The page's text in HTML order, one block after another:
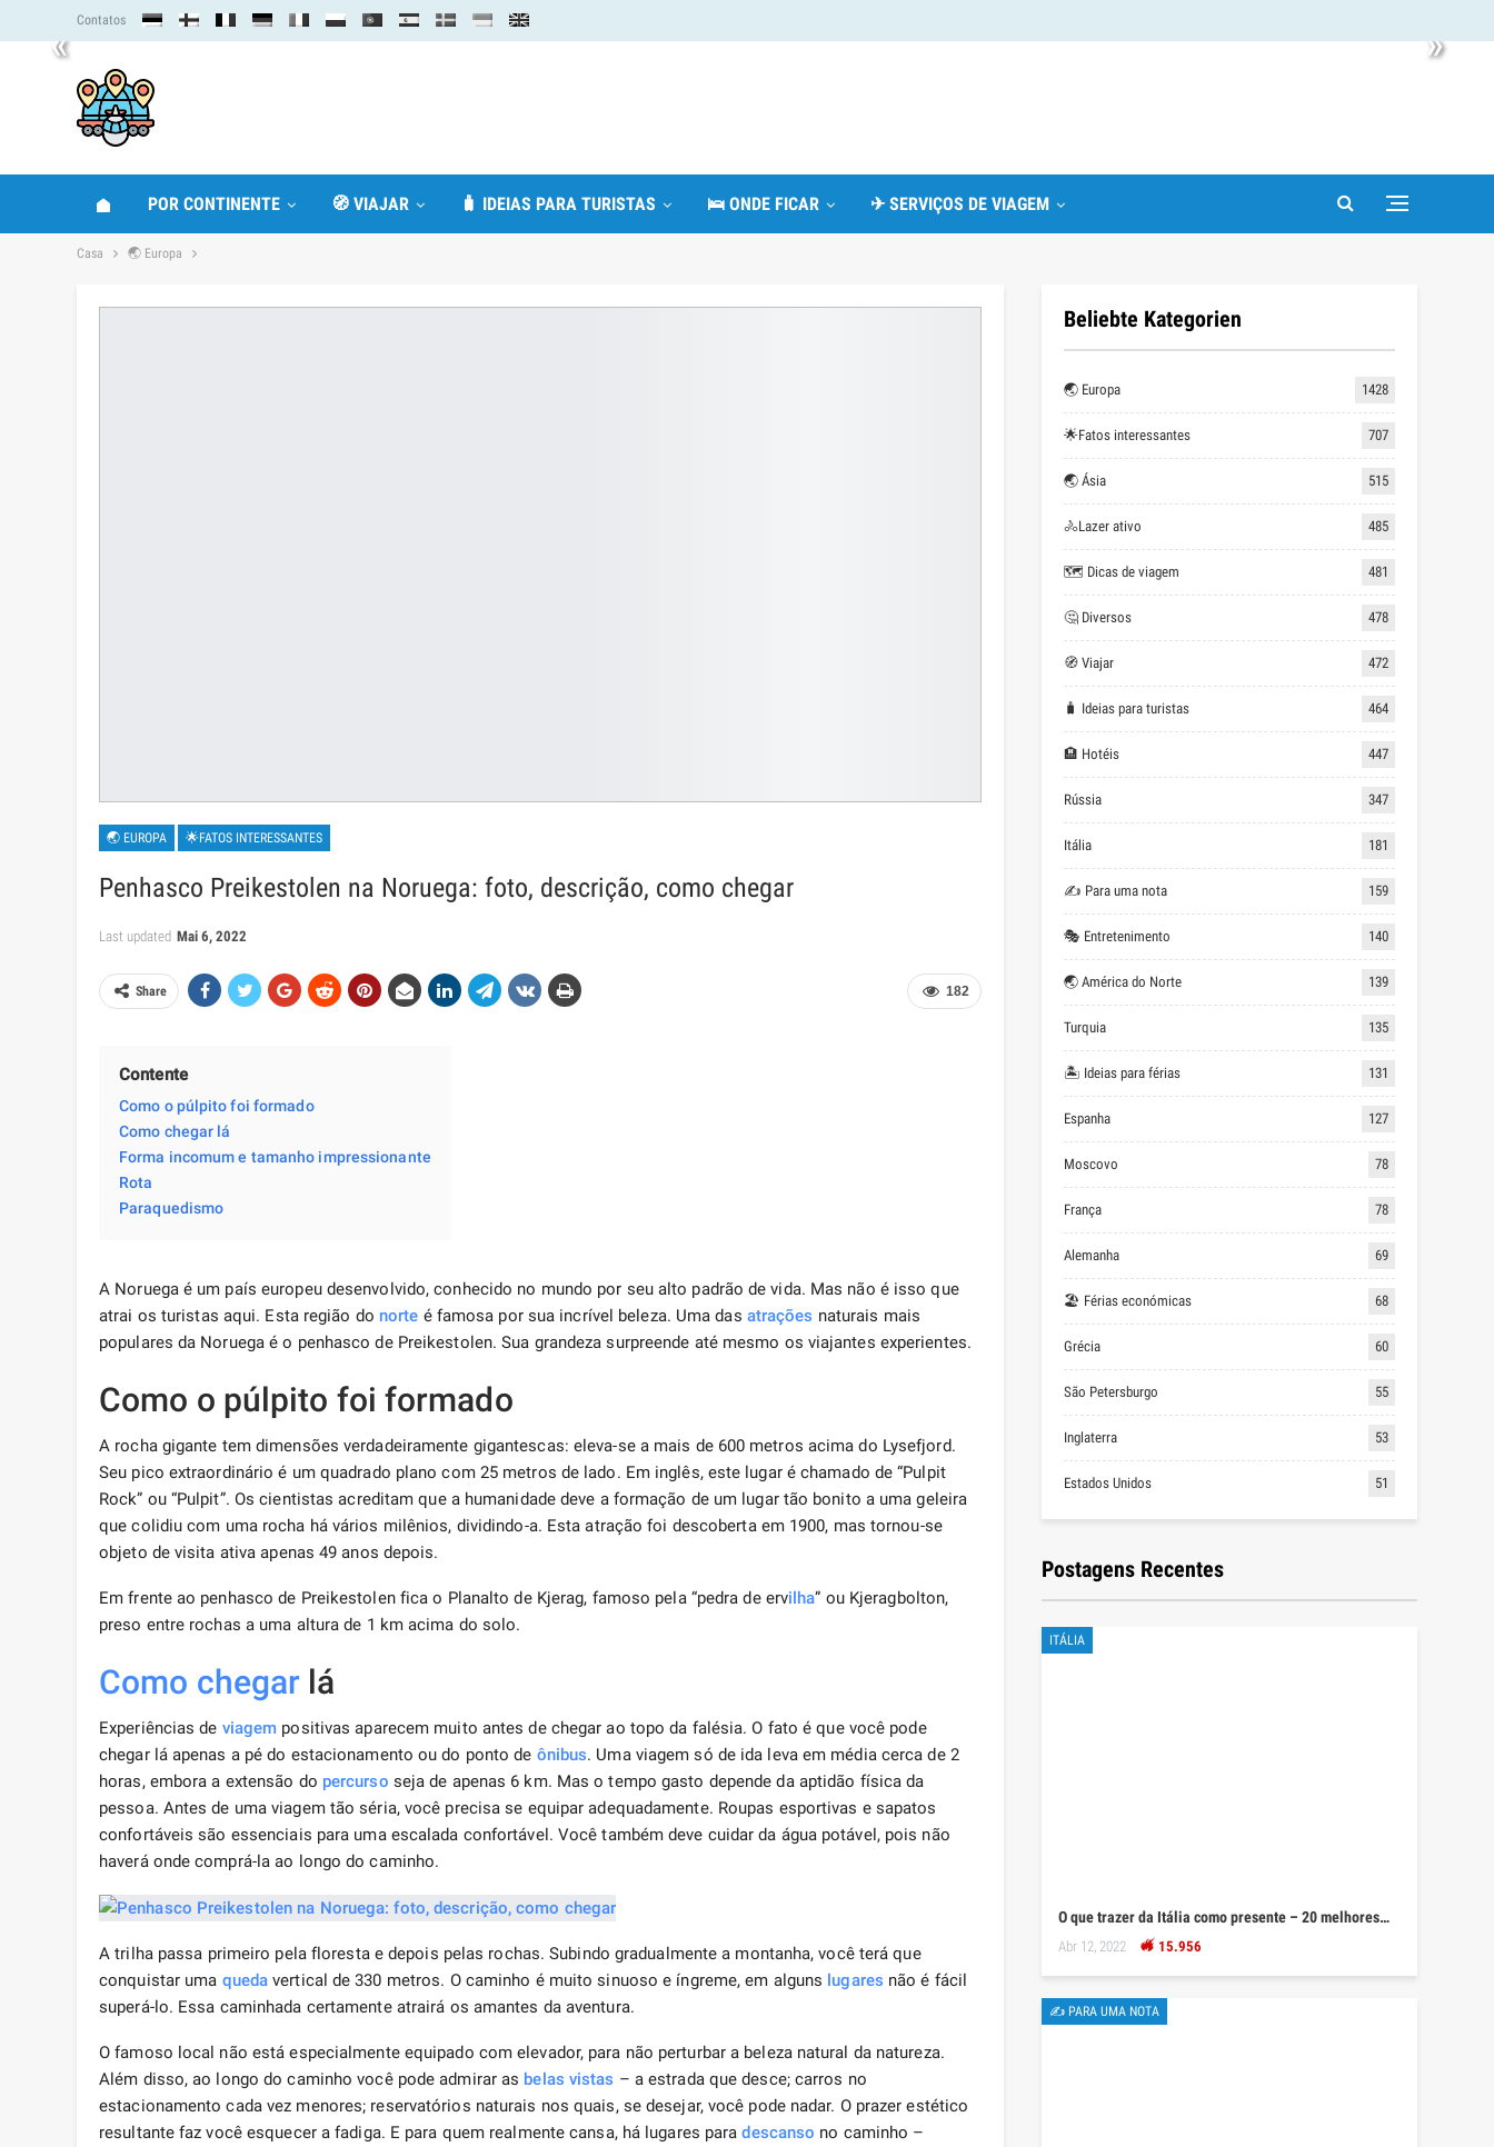
« »
Contatos
POR CONTINENTE 🧭 VIAJAR 🧳 IDEIAS PARA TURISTAS 🛌 ONDE FICAR ✈ SERVIÇOS DE VIAGEM
Casa 🌏 Europa
🌏 EUROPA 🌟FATOS INTERESSANTES
Penhasco Preikestolen na Noruega: foto, descrição, como chegar
Last updated Mai 6, 2022
182
Share
Contente
Como o púlpito foi formado
Como chegar lá
Forma incomum e tamanho impressionante
Rota
Paraquedismo
A Noruega é um país europeu desenvolvido, conhecido no mundo por seu alto padrão de vida. Mas não é isso que
atrai os turistas aqui. Esta região do norte é famosa por sua incrível beleza. Uma das atrações naturais mais
populares da Noruega é o penhasco de Preikestolen. Sua grandeza surpreende até mesmo os viajantes experientes.
Como o púlpito foi formado
A rocha gigante tem dimensões verdadeiramente gigantescas: eleva-se a mais de 600 metros acima do Lysefjord.
Seu pico extraordinário é um quadrado plano com 25 metros de lado. Em inglês, este lugar é chamado de “Pulpit
Rock” ou “Pulpit”. Os cientistas acreditam que a humanidade deve a formação de um lugar tão bonito a uma geleira
que colidiu com uma rocha há vários milênios, dividindo-a. Esta atração foi descoberta em 1900, mas tornou-se
objeto de visita ativa apenas 49 anos depois.
Em frente ao penhasco de Preikestolen fica o Planalto de Kjerag, famoso pela “pedra de ervilha” ou Kjeragbolton,
preso entre rochas a uma altura de 1 km acima do solo.
Como chegar lá
Experiências de viagem positivas aparecem muito antes de chegar ao topo da falésia. O fato é que você pode
chegar lá apenas a pé do estacionamento ou do ponto de ônibus. Uma viagem só de ida leva em média cerca de 2
horas, embora a extensão do percurso seja de apenas 6 km. Mas o tempo gasto depende da aptidão física da
pessoa. Antes de uma viagem tão séria, você precisa se equipar adequadamente. Roupas esportivas e sapatos
confortáveis ​​são essenciais para uma escalada confortável. Você também deve cuidar da água potável, pois não
haverá onde comprá-la ao longo do caminho.
A trilha passa primeiro pela floresta e depois pelas rochas. Subindo gradualmente a montanha, você terá que
conquistar uma queda vertical de 330 metros. O caminho é muito sinuoso e íngreme, em alguns lugares não é fácil
superá-lo. Essa caminhada certamente atrairá os amantes da aventura.
O famoso local não está especialmente equipado com elevador, para não perturbar a beleza natural da natureza.
Além disso, ao longo do caminho você pode admirar as belas vistas – a estrada que desce; carros no
estacionamento cada vez menores; reservatórios naturais nos quais, se desejar, você pode nadar. O prazer estético
resultante faz você esquecer a fadiga. E para quem realmente cansa, há lugares paradescanso no caminho –
Beliebte Kategorien
🌏 Europa 1428
🌟Fatos interessantes 707
🌏 Ásia 515
🚴Lazer ativo 485
🗺 Dicas de viagem 481
🤔 Diversos 478
🧭 Viajar 472
🧳 Ideias para turistas 464
🏨 Hotéis 447
Rússia 347
Itália 181
✍ Para uma nota 159
🎭 Entretenimento 140
🌏 América do Norte 139
Turquia 135
🏝 Ideias para férias 131
Espanha 127
Moscovo 78
França 78
Alemanha 69
🏖 Férias económicas 68
Grécia 60
São Petersburgo 55
Inglaterra 53
Estados Unidos 51
Postagens Recentes
ITÁLIA
O que trazer da Itália como presente – 20 melhores…
Abr 12, 2022 15.956
✍ PARA UMA NOTA